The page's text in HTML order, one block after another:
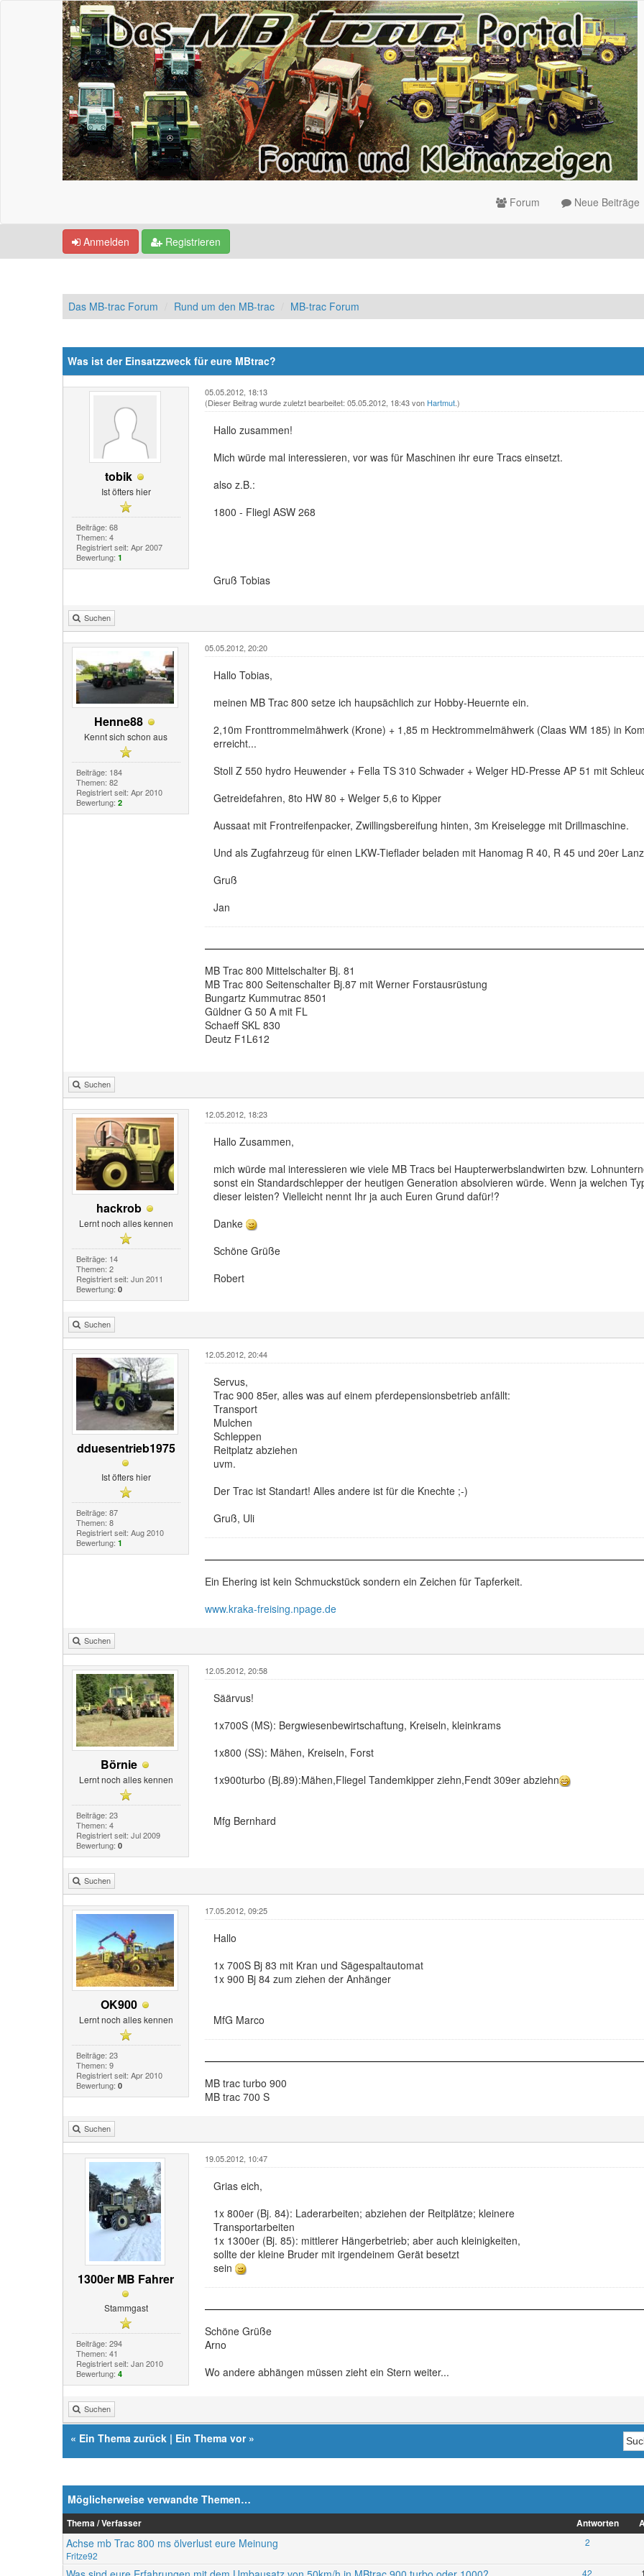
Forum Neue Beiträge
Anmelden Registrieren
Das MB-trac Forum Rund um den MB-trac MB-trac Forum
Was ist der Einsatzzweck für eure MBtrac?
tobik
Ist öfters hier
Beiträge: 68
Themen: 4
Registriert seit: Apr 2007
Bewertung: 1
05.05.2012, 18:13
(Dieser Beitrag wurde zuletzt bearbeitet: 05.05.2012, 18:43 von Hartmut.)
Hallo zusammen!
Mich würde mal interessieren, vor was für Maschinen ihr eure Tracs einsetzt.
also z.B.:
1800 - Fliegl ASW 268
Gruß Tobias
Suchen
Henne88
Kennt sich schon aus
Beiträge: 184
Themen: 82
Registriert seit: Apr 2010
Bewertung: 2
05.05.2012, 20:20
Hallo Tobias,
meinen MB Trac 800 setze ich haupsächlich zur Hobby-Heuernte ein.
2,10m Fronttrommelmähwerk (Krone) + 1,85 m Hecktrommelmähwerk (Claas WM 185) in
erreicht...
Stoll Z 550 hydro Heuwender + Fella TS 310 Schwader + Welger HD-Presse AP 51 mit
Getreidefahren, 8to HW 80 + Welger 5,6 to Kipper
Aussaat mit Frontreifenpacker, Zwillingsbereifung hinten, 3m Kreiselegge mit Drillmaschine.
Und als Zugfahrzeug für einen LKW-Tieflader beladen mit Hanomag R 40, R 45 und 20er
Gruß
Jan
MB Trac 800 Mittelschalter Bj. 81
MB Trac 800 Seitenschalter Bj.87 mit Werner Forstausrüstung
Bungartz Kummutrac 8501
Güldner G 50 A mit FL
Schaeff SKL 830
Deutz F1L612
Suchen
hackrob
Lernt noch alles kennen
Beiträge: 14
Themen: 2
Registriert seit: Jun 2011
Bewertung: 0
12.05.2012, 18:23
Hallo Zusammen,
mich würde mal interessieren wie viele MB Tracs bei Haupterwerbslandwirten bzw.
sonst ein Standardschlepper der heutigen Generation absolvieren würde. Wenn ja welchen
dieser leisten? Vielleicht nennt Ihr ja auch Euren Grund dafür!?
Danke
Schöne Grüße
Robert
Suchen
dduesentrieb1975
Ist öfters hier
Beiträge: 87
Themen: 8
Registriert seit: Aug 2010
Bewertung: 1
12.05.2012, 20:44
Servus,
Trac 900 85er, alles was auf einem pferdepensionsbetrieb anfällt:
Transport
Mulchen
Schleppen
Reitplatz abziehen
uvm.
Der Trac ist Standart! Alles andere ist für die Knechte ;-)
Gruß, Uli
Ein Ehering ist kein Schmuckstück sondern ein Zeichen für Tapferkeit.
www.kraka-freising.npage.de
Suchen
Börnie
Lernt noch alles kennen
Beiträge: 23
Themen: 4
Registriert seit: Jul 2009
Bewertung: 0
12.05.2012, 20:58
Säärvus!
1x700S (MS): Bergwiesenbewirtschaftung, Kreiseln, kleinkrams
1x800 (SS): Mähen, Kreiseln, Forst
1x900turbo (Bj.89):Mähen,Fliegel Tandemkipper ziehn,Fendt 309er abziehn
Mfg Bernhard
Suchen
OK900
Lernt noch alles kennen
Beiträge: 23
Themen: 9
Registriert seit: Apr 2010
Bewertung: 0
17.05.2012, 09:25
Hallo
1x 700S Bj 83 mit Kran und Sägespaltautomat
1x 900 Bj 84 zum ziehen der Anhänger
MfG Marco
MB trac turbo 900
MB trac 700 S
Suchen
1300er MB Fahrer
Stammgast
Beiträge: 294
Themen: 41
Registriert seit: Jan 2010
Bewertung: 4
19.05.2012, 10:47
Grias eich,
1x 800er (Bj. 84): Laderarbeiten; abziehen der Reitplätze; kleinere
Transportarbeiten
1x 1300er (Bj. 85): mittlerer Hängerbetrieb; aber auch kleinigkeiten,
sollte der kleine Bruder mit irgendeinem Gerät besetzt
sein
Schöne Grüße
Arno
Wo andere abhängen müssen zieht ein Stern weiter...
Suchen
« Ein Thema zurück | Ein Thema vor»
Möglicherweise verwandte Themen…
Thema / Verfasser Antworten
Achse mb Trac 800 ms ölverlust eure Meinung
Fritze92
2
42